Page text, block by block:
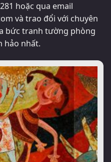
hoặc qua email
và trao đổi với chuyên
bức tranh tường phòng
hảo nhất.